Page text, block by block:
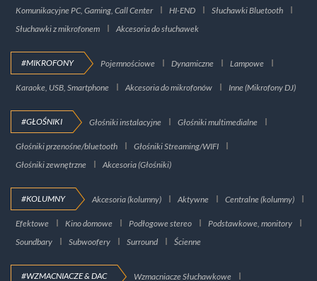
Komunikacyjne PC, Gaming, Call Center
HI-END
Słuchawki Bluetooth
Słuchawki z mikrofonem
Akcesoria do słuchawek
#MIKROFONY Pojemnościowe Dynamiczne Lampowe
Karaoke, USB, Smartphone Akcesoria do mikrofonów Inne (Mikrofony DJ)
#GŁOŚNIKI Głośniki instalacyjne Głośniki multimedialne
Głośniki przenośne/bluetooth
Głośniki Streaming/WIFI
Głośniki zewnętrzne
Akcesoria (Głośniki)
#KOLUMNY Akcesoria (kolumny) Aktywne Centralne (kolumny)
Efektowe Kino domowe Podłogowe stereo
Podstawkowe, monitory
Soundbary
Subwoofery Surround Ścienne
#WZMACNIACZE & DAC Wzmacniacze Słuchawkowe